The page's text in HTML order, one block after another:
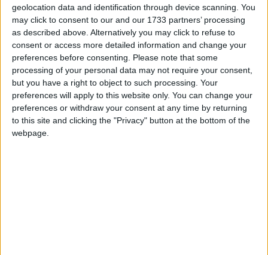
geolocation data and identification through device scanning. You
may click to consent to our and our 1733 partners’ processing
as described above. Alternatively you may click to refuse to
consent or access more detailed information and change your
preferences before consenting.
Please note that some
processing of your personal data may not require your consent,
but you have a right to object to such processing. Your
preferences will apply to this website only. You can change your
preferences or withdraw your consent at any time by returning
to this site and clicking the "Privacy" button at the bottom of the
webpage.